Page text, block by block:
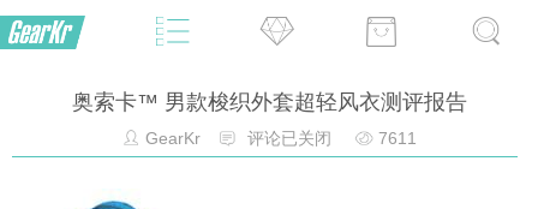
奥索卡™ 男款梭织外套超轻风衣测评报告
GearKr 评论已关闭 7611